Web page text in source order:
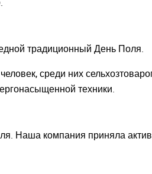
традиционный День Поля.
среди них
техники.
Наша компания приняла